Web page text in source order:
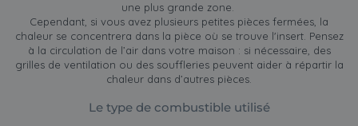
une plus grande zone.
Cependant, si vous avez plusieurs petites pièces fermées, la
chaleur se concentrera dans la pièce où se trouve l'insert. Pensez
à la circulation de l’air dans votre maison : si nécessaire, des
grilles de ventilation ou des souffleries peuvent aider à répartir la
chaleur dans d’autres pièces.
Le type de combustible utilisé